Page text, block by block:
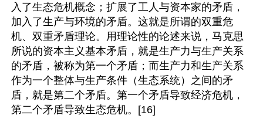
入了生态危机概念；扩展了工人与资本家的矛盾，
加入了生产与环境的矛盾。这就是所谓的双重危
机、双重矛盾理论。用理论性的论述来说，马克思
所说的资本主义基本矛盾，就是生产力与生产关系
的矛盾，被称为第一个矛盾；而生产力和生产关系
作为一个整体与生产条件（生态系统）之间的矛
盾，就是第二个矛盾。第一个矛盾导致经济危机，
第二个矛盾导致生态危机。[16]